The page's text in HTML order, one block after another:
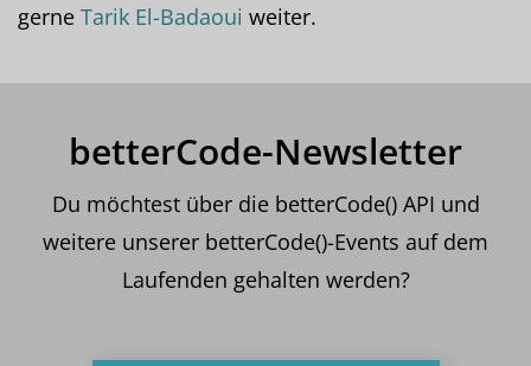
gerne Tarik El-Badaoui weiter.
betterCode-Newsletter
Du möchtest über die betterCode() API und
weitere unserer betterCode()-Events auf dem
Laufenden gehalten werden?